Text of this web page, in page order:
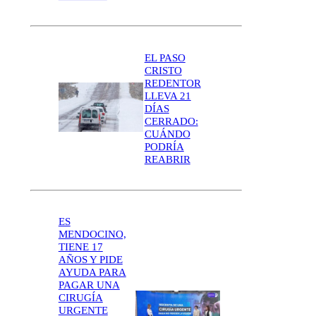
EL PASO
CRISTO
REDENTOR
LLEVA 21
DÍAS
CERRADO:
CUÁNDO
PODRÍA
REABRIR
ES
MENDOCINO,
TIENE 17
AÑOS Y PIDE
AYUDA PARA
PAGAR UNA
CIRUGÍA
URGENTE